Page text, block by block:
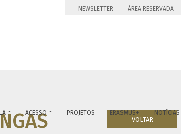
NEWSLETTER ÁREA RESERVADA
 ACESSO  PROJETOS ERASMUS+ NOTÍCIAS
VOLTAR